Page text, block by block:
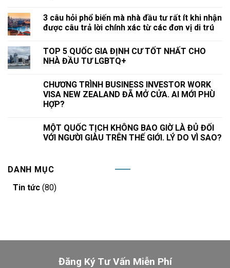
3 câu hỏi phổ biến mà nhà đầu tư rất ít khi nhận
được câu trả lời chính xác từ các đơn vị di trú
TOP 5 QUỐC GIA ĐỊNH CƯ TỐT NHẤT CHO
NHÀ ĐẦU TƯ LGBTQ+
CHƯƠNG TRÌNH BUSINESS INVESTOR WORK
VISA NEW ZEALAND ĐÃ MỞ CỬA. AI MỚI PHÙ
HỢP?
MỘT QUỐC TỊCH KHÔNG BAO GIỜ LÀ ĐỦ ĐỐI
VỚI NGƯỜI GIÀU TRÊN THẾ GIỚI. LÝ DO VÌ SAO?
DANH MỤC
Tin tức (80)
Đăng Ký Tư Vấn Miễn Phí